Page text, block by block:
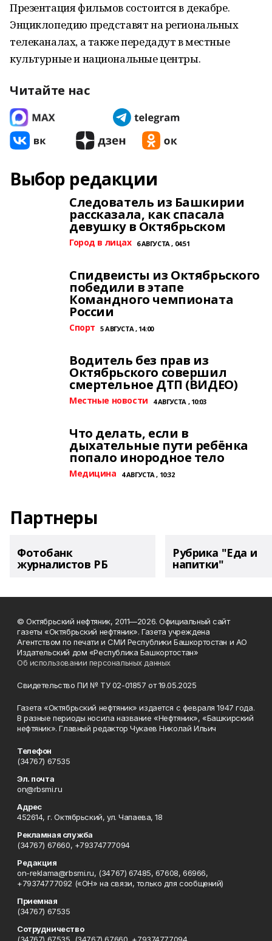
Презентация фильмов состоится в декабре.
Энциклопедию представят на региональных
телеканалах, а также передадут в местные
культурные и национальные центры.
Читайте нас
Выбор редакции
Следователь из Башкирии
рассказала, как спасала
девушку в Октябрьском
Город в лицах 6 АВГУСТА , 04:51
Спидвеисты из Октябрьского
победили в этапе
Командного чемпионата
России
Спорт 5 АВГУСТА , 14:00
Водитель без прав из
Октябрьского совершил
смертельное ДТП (ВИДЕО)
Местные новости 4 АВГУСТА , 10:03
Что делать, если в
дыхательные пути ребёнка
попало инородное тело
Медицина 4 АВГУСТА , 10:32
Партнеры
Фотобанк
журналистов РБ
Рубрика "Еда и
напитки"
© Октябрьский нефтяник, 2011—2026. Официальный сайт
газеты «Октябрьский нефтяник». Газета учреждена
Агентством по печати и СМИ Республики Башкортостан и АО
Издательский дом «Республика Башкортостан»
Об использовании персональных данных
Свидетельство ПИ № ТУ 02-01857 от 19.05.2025
Газета «Октябрьский нефтяник» издается с февраля 1947 года.
В разные периоды носила название «Нефтяник», «Башкирский
нефтяник». Главный редактор Чукаев Николай Ильич
Телефон
(34767) 67535
Эл. почта
on@rbsmi.ru
Адрес
452614, г. Октябрьский, ул. Чапаева, 18
Рекламная служба
(34767) 67660, +79374777094
Редакция
on-reklama@rbsmi.ru, (34767) 67485, 67608, 66966,
+79374777092 («ОН» на связи, только для сообщений)
Приемная
(34767) 67535
Сотрудничество